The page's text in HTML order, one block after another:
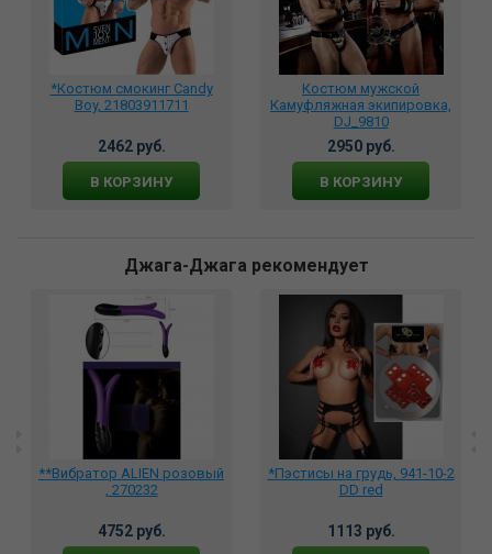
*Костюм смокинг Candy
Boy, 21803911711
2462 руб.
В КОРЗИНУ
Костюм мужской
Камуфляжная экипировка,
DJ_9810
2950 руб.
В КОРЗИНУ
Джага-Джага рекомендует
**Вибратор ALIEN розовый
, 270232
4752 руб.
*Пэстисы на грудь, 941-10-2
DD red
1113 руб.